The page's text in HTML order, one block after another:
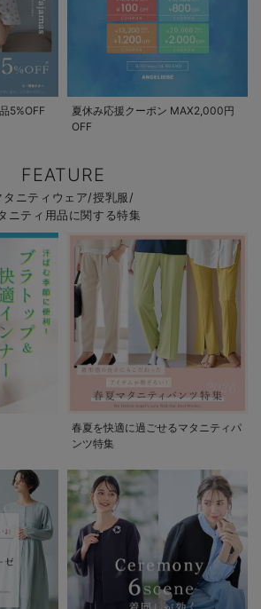
5%OFF
夏休み応援クーポン MAX2,000円
OFF
FEATURE
タニティウェア/授乳服/
ニティ用品に関する特集
春夏を快適に過ごせるマタニティパ
ンツ特集